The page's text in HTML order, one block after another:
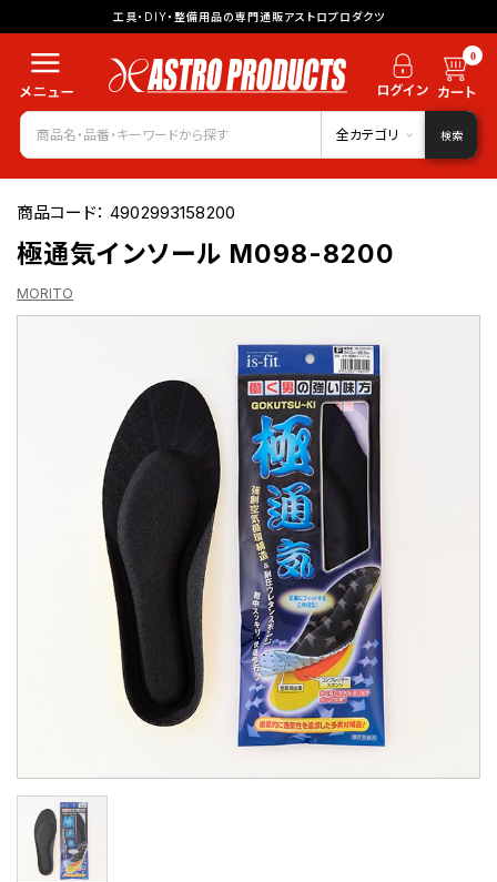
工具・DIY・整備用品の専門通販アストロプロダクツ
0
全カテゴリ 検索
商品コード：4902993158200
極通気インソール M098-8200
MORITO